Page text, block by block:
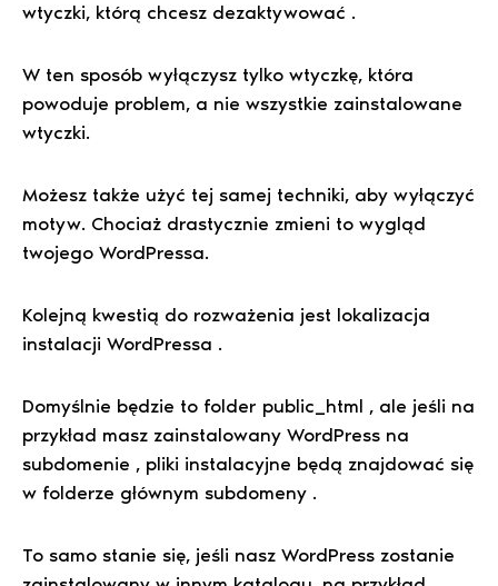
wtyczki, którą chcesz dezaktywować .
W ten sposób wyłączysz tylko wtyczkę, która
powoduje problem, a nie wszystkie zainstalowane
wtyczki.
Możesz także użyć tej samej techniki, aby wyłączyć
motyw. Chociaż drastycznie zmieni to wygląd
twojego WordPressa.
Kolejną kwestią do rozważenia jest lokalizacja
instalacji WordPressa .
Domyślnie będzie to folder public_html , ale jeśli na
przykład masz zainstalowany WordPress na
subdomenie , pliki instalacyjne będą znajdować się
w folderze głównym subdomeny .
To samo stanie się, jeśli nasz WordPress zostanie